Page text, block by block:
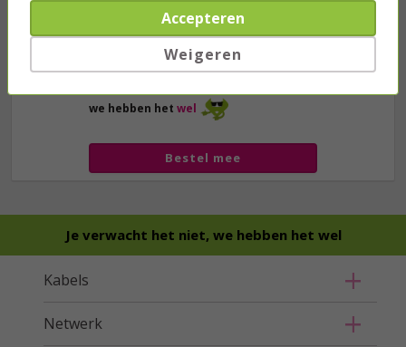
we hebben het wel
Bestel mee
Je verwacht het niet, we hebben het wel
Kabels
Netwerk
Accepteren
Weigeren